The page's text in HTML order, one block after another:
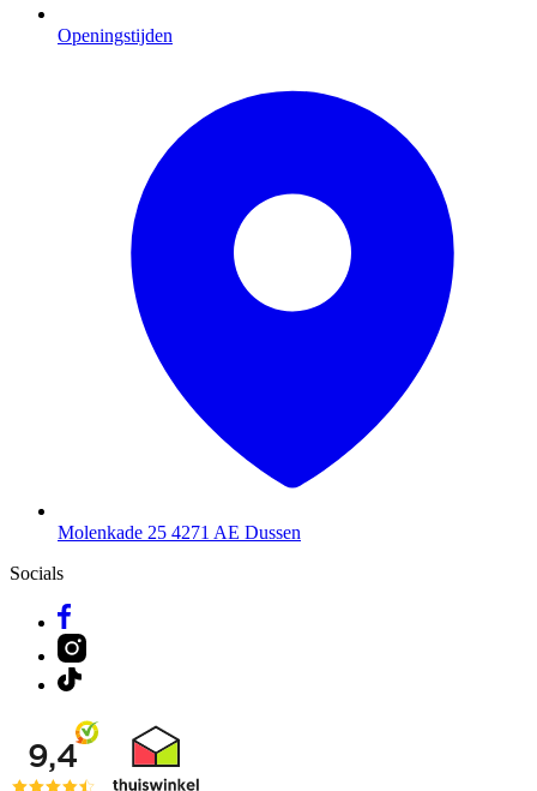
Openingstijden
Molenkade 25 4271 AE Dussen
Socials